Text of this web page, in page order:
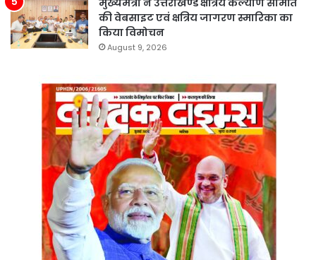
की वेबसाइट एवं क्षत्रिय जागरण स्मारिका का
किया विमोचन
August 9, 2026